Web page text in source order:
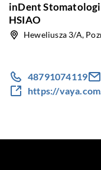
inDent
HSIAO
Heweliusza 3/A,
48791074119
https://